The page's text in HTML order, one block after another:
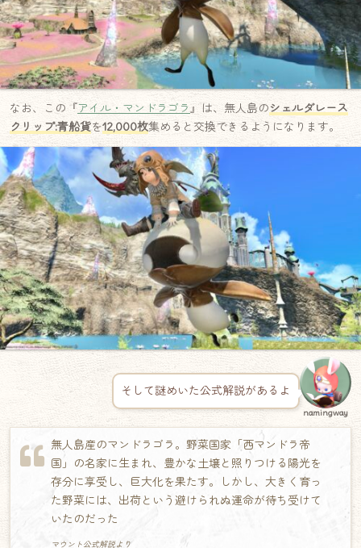
なお、この『アイル・マンドラゴラ』は、無人島のシェルダレース
クリップ:青船貨を12,000枚集めると交換できるようになります。
そして謎めいた公式解説があるよ
namingway
無人島産のマンドラゴラ。野菜国家「西マンドラ帝
国」の名家に生まれ、豊かな土壌と照りつける陽光を
存分に享受し、巨大化を果たす。しかし、大きく育っ
た野菜には、出荷という避けられぬ運命が待ち受けて
いたのだった
マウント公式解説より